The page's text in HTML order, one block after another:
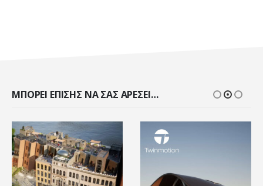
ΜΠΟΡΕΊ ΕΠΊΣΗΣ ΝΑ ΣΑΣ ΑΡΈΣΕΙ…